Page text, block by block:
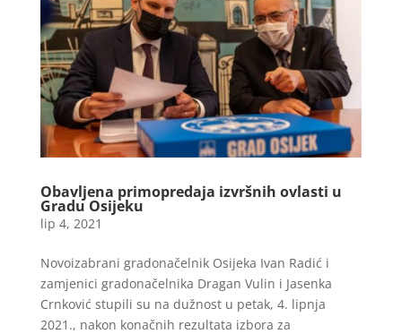
Obavljena primopredaja izvršnih ovlasti u
Gradu Osijeku
lip 4, 2021
Novoizabrani gradonačelnik Osijeka Ivan Radić i
zamjenici gradonačelnika Dragan Vulin i Jasenka
Crnković stupili su na dužnost u petak, 4. lipnja
2021., nakon konačnih rezultata izbora za